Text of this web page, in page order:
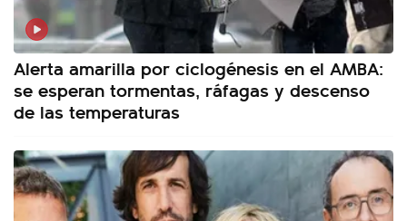
Alerta amarilla por ciclogénesis en el AMBA:
se esperan tormentas, ráfagas y descenso
de las temperaturas